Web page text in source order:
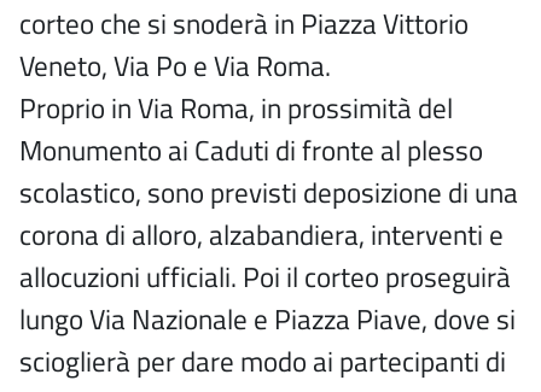
corteo che si snoderà in Piazza Vittorio
Veneto, Via Po e Via Roma.
Proprio in Via Roma, in prossimità del
Monumento ai Caduti di fronte al plesso
scolastico, sono previsti deposizione di una
corona di alloro, alzabandiera, interventi e
allocuzioni ufficiali. Poi il corteo proseguirà
lungo Via Nazionale e Piazza Piave, dove si
scioglierà per dare modo ai partecipanti di